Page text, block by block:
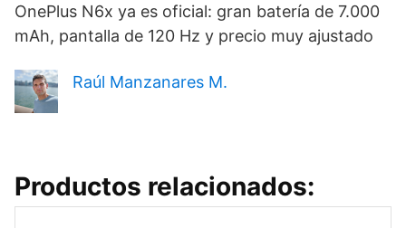
OnePlus N6x ya es oficial: gran batería de 7.000
mAh, pantalla de 120 Hz y precio muy ajustado
Raúl Manzanares M.
Productos relacionados: